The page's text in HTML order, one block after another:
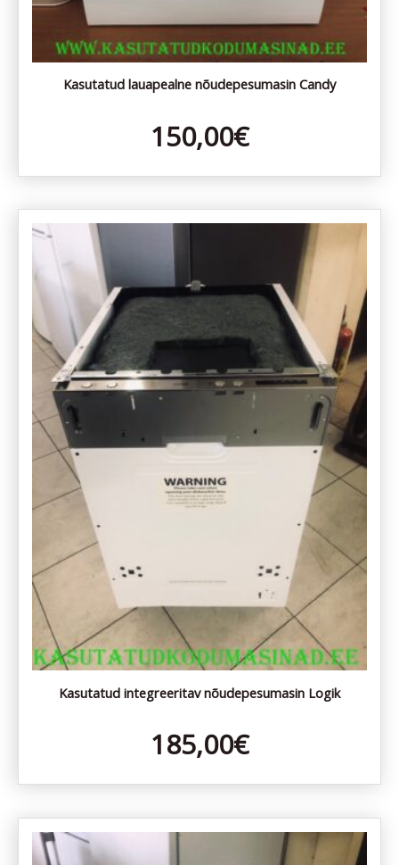
Kasutatud lauapealne nõudepesumasin Candy
150,00€
Kasutatud integreeritav nõudepesumasin Logik
185,00€